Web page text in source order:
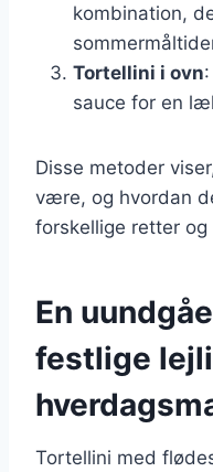
kombination,
Tortellini i ovn
sauce for en
Disse metoder
være, og hvordan
forskellige retter og
En
festlige
Tortellini med